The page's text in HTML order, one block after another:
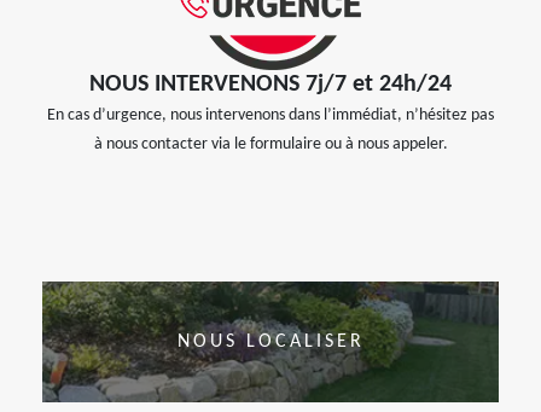
NOUS INTERVENONS 7j/7 et 24h/24
En cas d’urgence, nous intervenons dans l’immédiat, n’hésitez pas
à nous contacter via le formulaire ou à nous appeler.
NOUS LOCALISER